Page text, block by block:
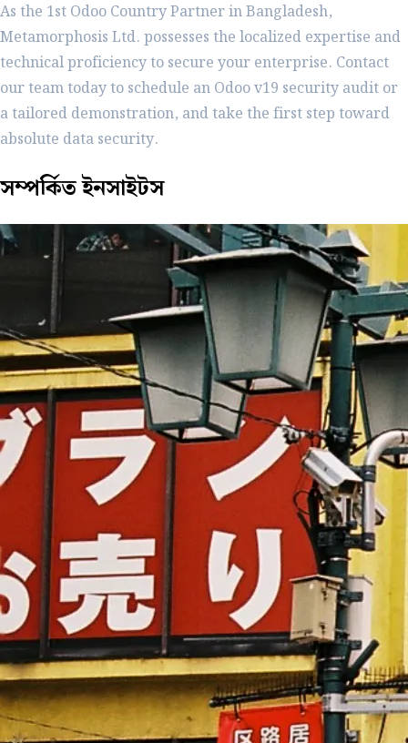
As the 1st Odoo Country Partner in Bangladesh,
Metamorphosis Ltd. possesses the localized expertise and
technical proficiency to secure your enterprise. Contact
our team today to schedule an Odoo v19 security audit or
a tailored demonstration, and take the first step toward
absolute data security.
সম্পর্কিতইনসাইটস